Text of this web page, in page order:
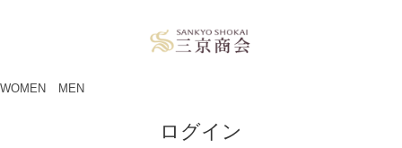
WOMEN MEN
ログイン